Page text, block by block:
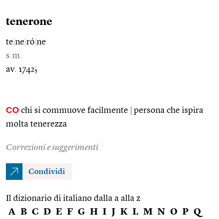
tenerone
te ne ró ne
s.m.
av. 1742;
CO chi si commuove facilmente
persona che ispira
molta tenerezza
Correzioni e suggerimenti
Condividi
Il dizionario di italiano dalla a alla z
A B C D E F G H I J K L M N O P Q